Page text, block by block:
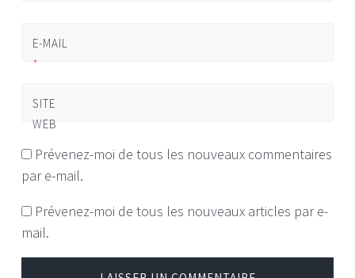
E-MAIL
*
SITE
WEB
Prévenez-moi de tous les nouveaux commentaires
par e-mail.
Prévenez-moi de tous les nouveaux articles par e-
mail.